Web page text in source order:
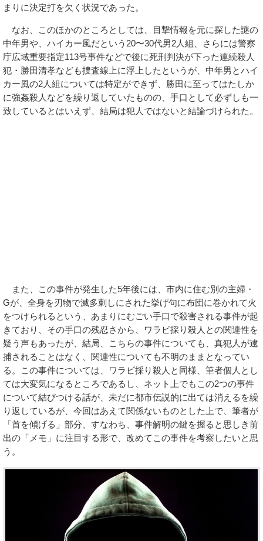
まりに決定打を欠く状況であった。
なお、このほかのところとしては、目撃情報を元に探した謎の
中年男や、ハイカー風だという20〜30代男2人組、さらには警察
庁広域重要指定113号事件などで後に死刑判決が下った連続殺人
犯・勝田清孝なども捜査線上に浮上したというが、中年男とハイ
カー風の2人組については特定ができず、勝田に至ってはたしか
に強姦殺人などを繰り返していたものの、手口として必ずしも一
致しているとはいえず、結局は犯人ではないと結論づけられた。
また、この事件が発生した5年後には、市内に住む別の主婦・
Gが、全身を刃物で滅多刺しにされた挙げ句に布団に巻かれて火
をつけられるという、あまりにむごい手口で殺害される事件が起
きており、その手口の残忍さから、ワラビ採り殺人との関連性を
疑う声もあったが、結局、こちらの事件についても、真犯人が逮
捕されることはなく、関連性についても不明のままとなってい
る。この事件については、ワラビ採り殺人と同様、筆者個人とし
ては大変気になるところであるし、ネット上でもこの2つの事件
について結びつける話が、未だに都市伝説的に出ては消えるを繰
り返しているが、今回はあえて関係ないものとした上で、筆者が
「首を傾げる」部分、すなわち、事件解明の鍵を握ると思しき前
出の「メモ」に注目する形で、改めてこの事件を考察したいと思
う。